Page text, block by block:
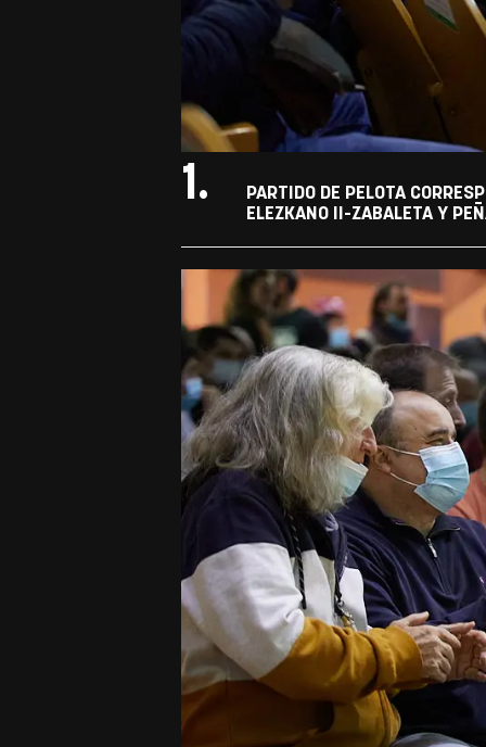
1.
PARTIDO DE PELOTA
ELEZKANO II-ZABALETA Y